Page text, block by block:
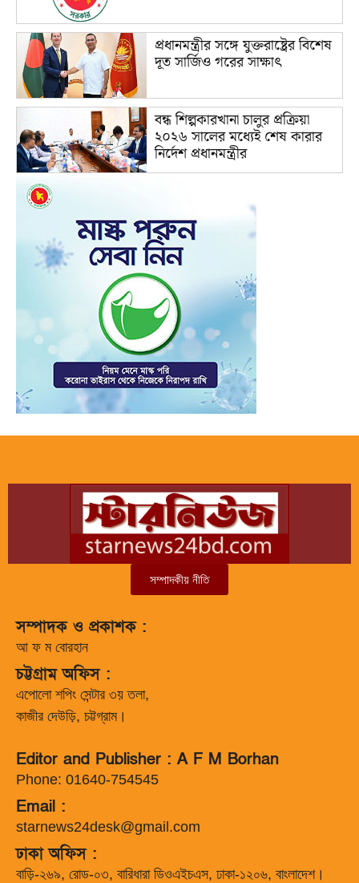
প্রধানমন্ত্রীর সঙ্গে যুক্তরাষ্ট্রের বিশেষ
দূত সার্জিও গরের সাক্ষাৎ
বন্ধ শিল্পকারখানা চালুর প্রক্রিয়া
২০২৬ সালের মধ্যেই শেষ কারার
নির্দেশ প্রধানমন্ত্রীর
সম্পাদকীয় নীতি
সম্পাদক ও প্রকাশক :
আ ফ ম বোরহান
চট্টগ্রাম অফিস :
এপোলো শপিং সেন্টার ৩য় তলা,
কাজীর দেউড়ি, চট্টগ্রাম।
Editor and Publisher : A F M Borhan
Phone: 01640-754545
Email :
starnews24desk@gmail.com
ঢাকা অফিস :
বাড়ি-২৬৯, রোড-০৩, বারিধারা ডিওএইচএস, ঢাকা-১২০৬, বাংলাদেশ।